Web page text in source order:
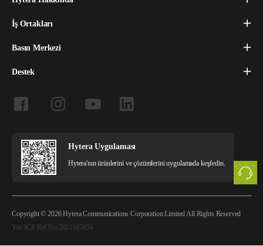
İş Ortakları
Basın Merkezi
Destek
Hytera Uygulaması
Hytera'nın ürünlerini ve çözümlerini uygulamada keşfedin.
Copyright © 2026 Hytera Communications Corporation Limited All Rights Reserved
Yue ICP Ref.No.2022107854